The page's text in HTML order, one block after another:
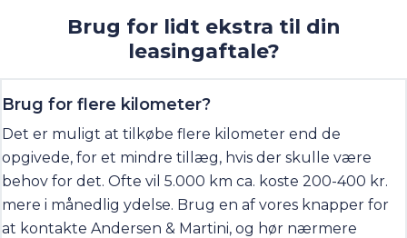
Brug for lidt ekstra til din
leasingaftale?
Brug for flere kilometer?
Det er muligt at tilkøbe flere kilometer end de
opgivede, for et mindre tillæg, hvis der skulle være
behov for det. Ofte vil 5.000 km ca. koste 200-400 kr.
mere i månedlig ydelse. Brug en af vores knapper for
at kontakte Andersen & Martini, og hør nærmere